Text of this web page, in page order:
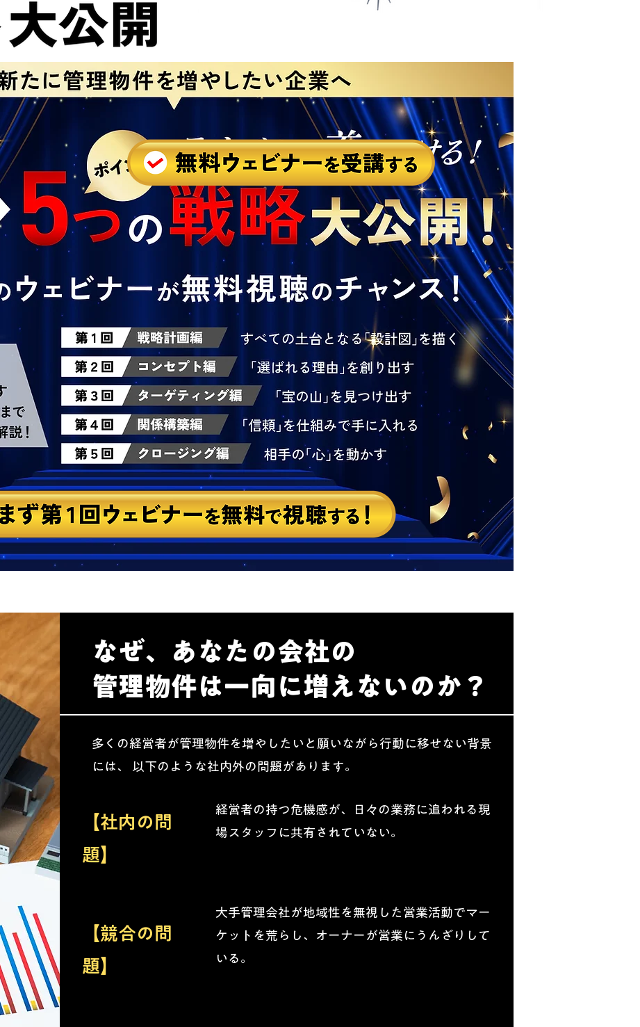
なぜ、あなたの会社の
管理物件は一向に増えないのか？
多くの経営者が管理物件を増やしたいと願いながら行動に移せない背景
には、 以下のような社内外の問題があります。
【社内の問
題】
経営者の持つ危機感が、日々の業務に追われる現
場スタッフに共有されていない。
【競合の問
題】
大手管理会社が地域性を無視した営業活動でマー
ケットを荒らし、オーナーが営業にうんざりして
いる。